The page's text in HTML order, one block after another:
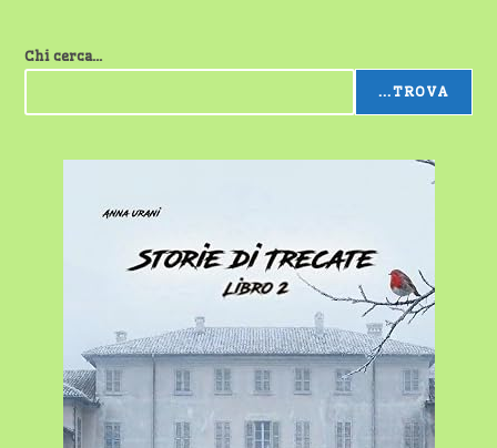
Chi cerca...
...TROVA